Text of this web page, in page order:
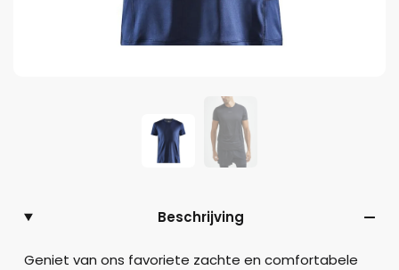
Beschrijving
Geniet van ons favoriete zachte en comfortabele